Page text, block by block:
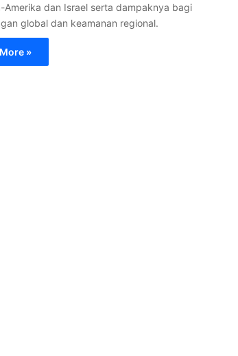
Amerika dan Israel serta dampaknya bagi
global dan keamanan regional.
»